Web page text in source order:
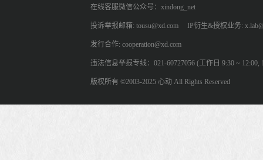
在线客服微信公众号：xindong_net
投诉举报邮箱: tousu@xd.com IP衍生&授权业务:
发行合作: cooperation@xd.com
违法信息举报专线：021-60727056 (工作日 9:30 ~ 12:00,
版权所有 ©2003-2025 心动 All Rights Reserved